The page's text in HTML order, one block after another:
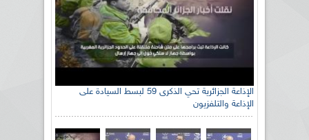
الإذاعة الجزائرية تحي الذكرى 59 لبسط السيادة على
الإذاعة والتلفزيون